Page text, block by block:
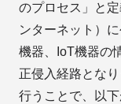
のプロセス」と
ンターネット）
機器、IoT機器の
正侵入経路とな
行うことで、以